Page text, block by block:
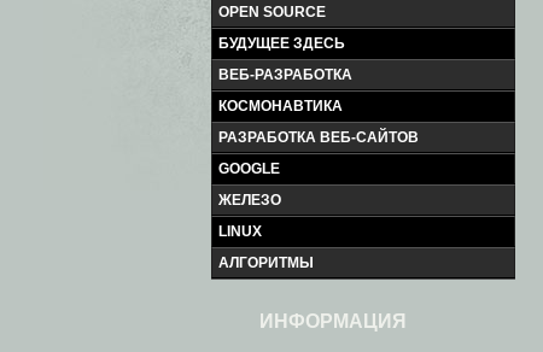
OPEN SOURCE
БУДУЩЕЕ ЗДЕСЬ
ВЕБ-РАЗРАБОТКА
КОСМОНАВТИКА
РАЗРАБОТКА ВЕБ-САЙТОВ
GOOGLE
ЖЕЛЕЗО
LINUX
АЛГОРИТМЫ
ИНФОРМАЦИЯ